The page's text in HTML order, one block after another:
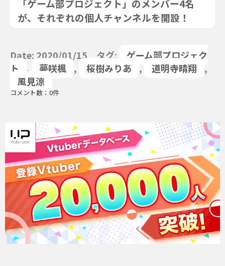
「ゲーム部プロジェクト」のメンバー4名
が、それぞれの個人チャンネルを開設！
Date: 2020/01/15 タグ:
ゲーム部プロジェク
ト
, 夢咲楓 , 桜樹みりあ , 道明寺晴翔
,
風見涼
コメント数：0件